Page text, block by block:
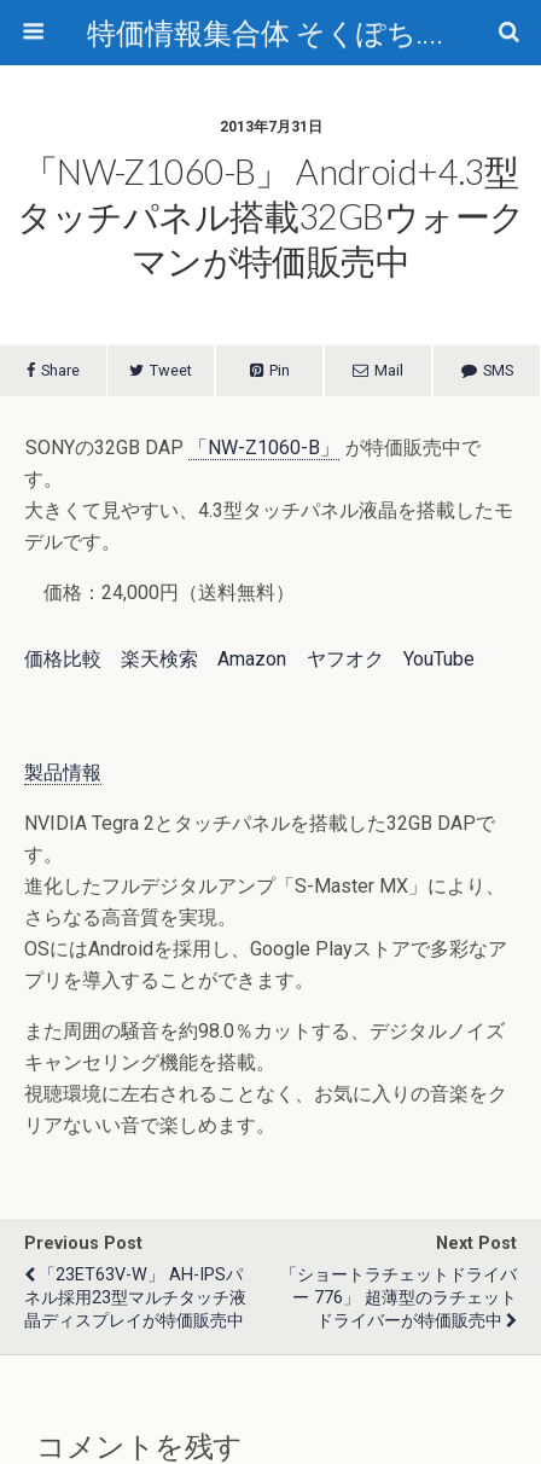
特価情報集合体 そくぽち.com
2013年7月31日
「NW-Z1060-B」 Android+4.3型
タッチパネル搭載32GBウォーク
マンが特価販売中
Share Tweet Pin Mail SMS
SONYの32GB DAP 「NW-Z1060-B」
が特価販売中で
す。
大きくて見やすい、4.3型タッチパネル液晶を搭載したモ
デルです。
価格：24,000円（送料無料）
価格比較 楽天検索 Amazon ヤフオク YouTube
製品情報
NVIDIA Tegra 2とタッチパネルを搭載した32GB DAPで
す。
進化したフルデジタルアンプ「S-Master MX」により、
さらなる高音質を実現。
OSにはAndroidを採用し、Google Playストアで多彩なア
プリを導入することができます。
また周囲の騒音を約98.0％カットする、デジタルノイズ
キャンセリング機能を搭載。
視聴環境に左右されることなく、お気に入りの音楽をク
リアないい音で楽しめます。
Previous Post
「23ET63V-W」 AH-IPSパ
ネル採用23型マルチタッチ液
晶ディスプレイが特価販売中
Next Post
「ショートラチェットドライバ
ー 776」 超薄型のラチェット
ドライバーが特価販売中
コメントを残す